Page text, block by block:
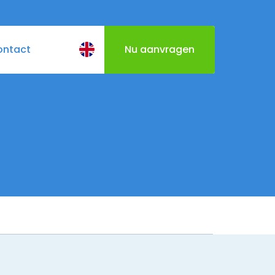
CateringmenuVaren door Utrecht
Nu aanvragen